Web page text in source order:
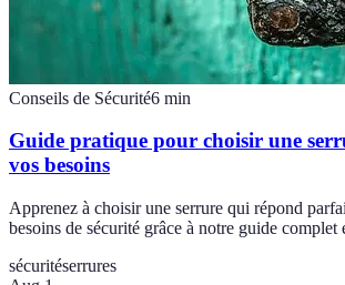
Conseils de Sécurité6 min
Guide pratique pour choisir une
vos besoins
Apprenez à choisir une serrure qui répond
besoins de sécurité grâce à notre guide complet
sécuritéserrures